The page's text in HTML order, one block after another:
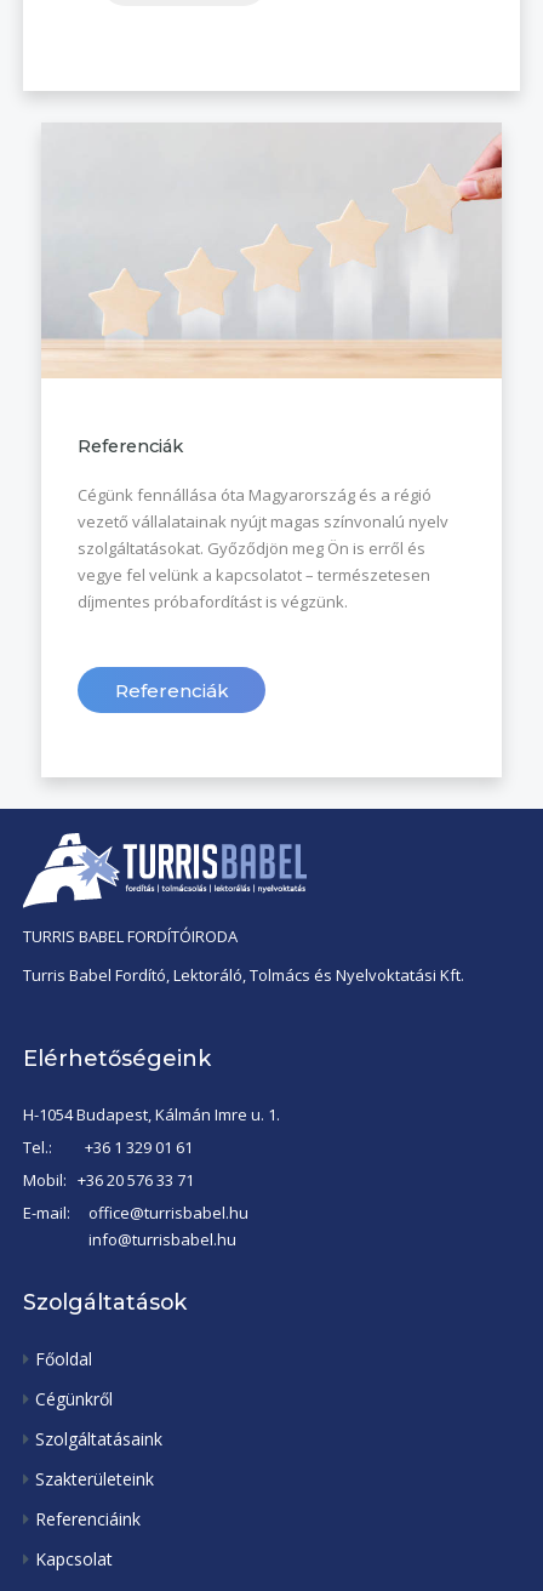
Referenciák
Cégünk fennállása óta Magyarország és a régió
vezető vállalatainak nyújt magas színvonalú nyelv
szolgáltatásokat. Győződjön meg Ön is erről és
vegye fel velünk a kapcsolatot – természetesen
díjmentes próbafordítást is végzünk.
Referenciák
TURRIS BABEL FORDÍTÓIRODA
Turris Babel Fordító, Lektoráló, Tolmács és Nyelvoktatási Kft.
Elérhetőségeink
H-1054 Budapest, Kálmán Imre u. 1.
Tel.:
+36 1 329 01 61
Mobil: +36 20 576 33 71
E-mail:
office@turrisbabel.hu
info@turrisbabel.hu
Szolgáltatások
Főoldal
Cégünkről
Szolgáltatásaink
Szakterületeink
Referenciáink
Kapcsolat